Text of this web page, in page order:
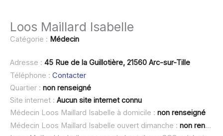
Loos Maillard Isabelle
Catégorie : Médecin
Adresse : 45 Rue de la Guillotière, 21560 Arc-sur-Tille
Téléphone : Contacter
Quartier : non renseigné
Site internet : Aucun site internet connu
Médecin Loos Maillard Isabelle à domicile : non renseigné
Médecin Loos Maillard Isabelle ouvert dimanche : non renseigné